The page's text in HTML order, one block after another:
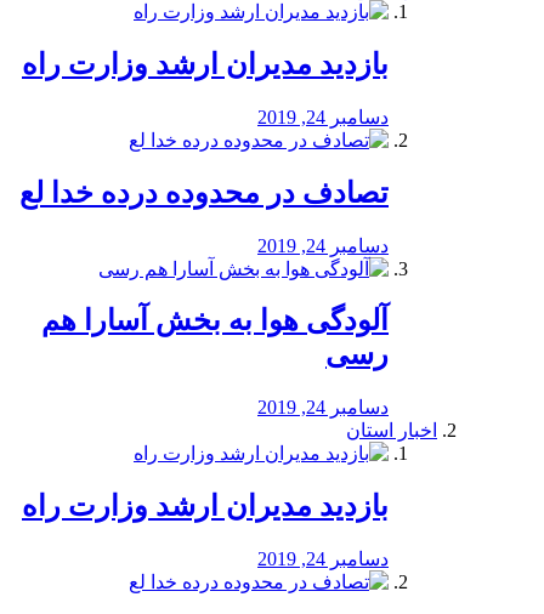
بازدید مدیران ارشد وزارت راه
دسامبر 24, 2019
تصادف در محدوده درده خدا لع
دسامبر 24, 2019
آلودگی هوا به بخش آسارا هم
رسی
دسامبر 24, 2019
اخبار استان
بازدید مدیران ارشد وزارت راه
دسامبر 24, 2019